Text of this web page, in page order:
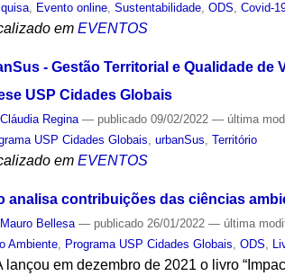
, Evento online,Sustentabilidade,ODS,Covid-
em EVENTOS
- Gestão Territorial e Qualidade
USP Cidades Globais
Cláudia Regina — publicado 09/02/2022— última
USP Cidades Globais ,urbanSus ,Território
em EVENTOS
analisa contribuições das ciências
Mauro Bellesa — publicado 26/01/2022— última
Ambiente Programa USP Cidades Globais ,ODS
lançou em dezembro de 2021 o livro